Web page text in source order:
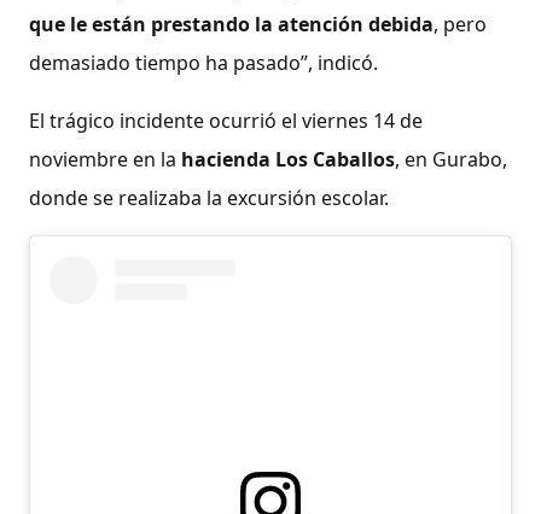
que le están prestando la atención debida, pero
demasiado tiempo ha pasado”, indicó.
El trágico incidente ocurrió el viernes 14 de
noviembre en la hacienda Los Caballos, en Gurabo,
donde se realizaba la excursión escolar.